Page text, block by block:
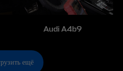
Audi A4b9
ещё